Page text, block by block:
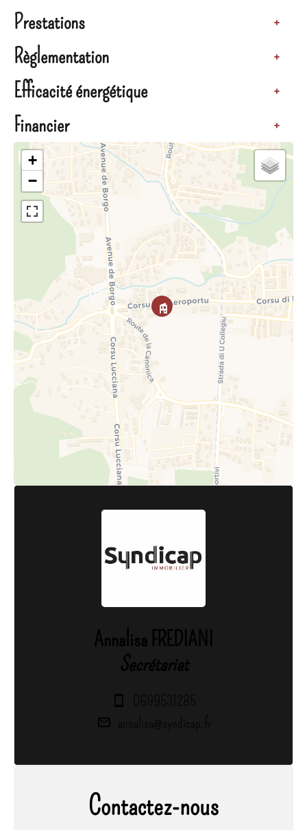
Prestations +
Règlementation +
Efficacité énergétique +
Financier +
+
−
Annalisa FREDIANI
Secrétariat
0699531285
annalisa@syndicap.fr
Contactez-nous